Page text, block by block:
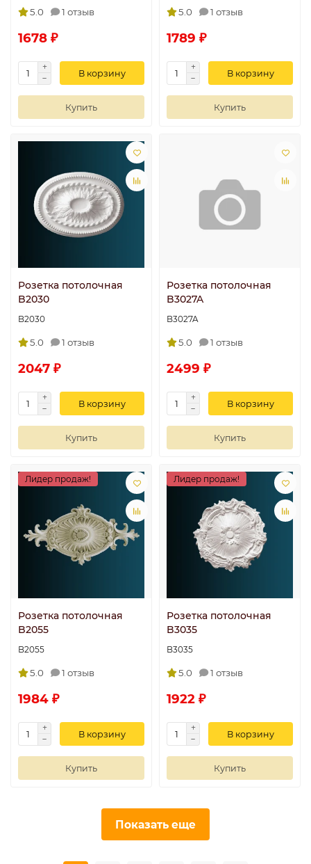
5.0 1 отзыв
1678 ₽
В корзину
Купить
5.0 1 отзыв
1789 ₽
В корзину
Купить
Розетка потолочная
B2030
B2030
5.0 1 отзыв
2047 ₽
В корзину
Купить
Розетка потолочная
B3027A
B3027A
5.0 1 отзыв
2499 ₽
В корзину
Купить
Лидер продаж!
Розетка потолочная
B2055
B2055
5.0 1 отзыв
1984 ₽
В корзину
Купить
Лидер продаж!
Розетка потолочная
B3035
B3035
5.0 1 отзыв
1922 ₽
В корзину
Купить
Показать еще